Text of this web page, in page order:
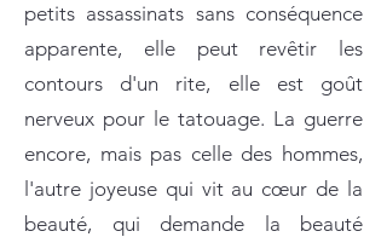
petits assassinats sans conséquence
apparente, elle peut revêtir les
contours d'un rite, elle est goût
nerveux pour le tatouage. La guerre
encore, mais pas celle des hommes,
l'autre joyeuse qui vit au cœur de la
beauté, qui demande la beauté